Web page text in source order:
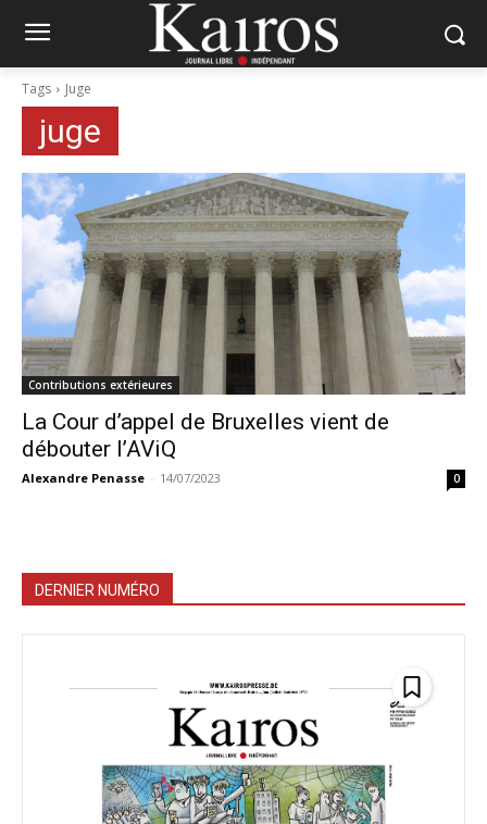
Tags Juge
juge
Contributions extérieures
La Cour d’appel de Bruxelles vient de
débouter l’AViQ
Alexandre Penasse - 14/07/2023 0
DERNIER NUMÉRO